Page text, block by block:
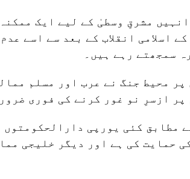
مشرقِ وسطیٰ کے لیے ایک
کے پڑوسی 1979 کے اسلامی انقلاب کے بعد
سمجھتے رہے ہیں۔
پر محیط جنگ نے عرب اور مسلم
پر ازسرِ نو غور کرنے کی فوری
مطابق کئی یورپی
حمایت کی ہے اور دیگر خلیجی